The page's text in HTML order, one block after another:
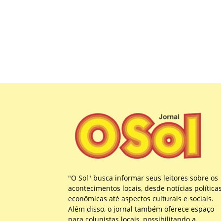
"O Sol" busca informar seus leitores sobre os
acontecimentos locais, desde notícias
econômicas até aspectos culturais e sociais.
Além disso, o jornal também oferece espaço